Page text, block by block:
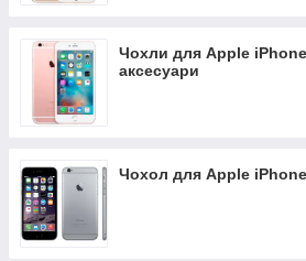
Чохли для Apple iPhone
аксесуари
Чохол для Apple